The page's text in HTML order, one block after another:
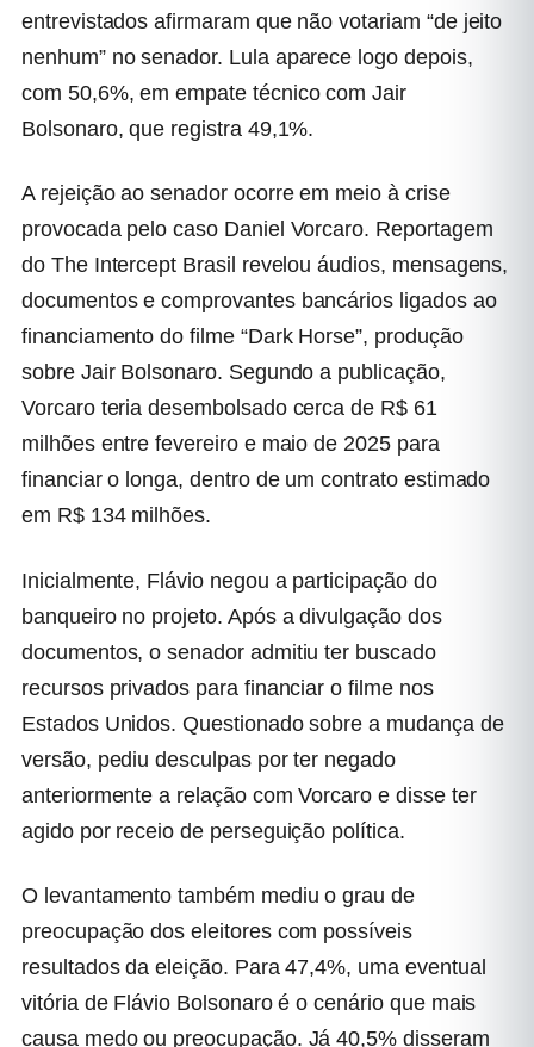
entrevistados afirmaram que não votariam “de jeito
nenhum” no senador. Lula aparece logo depois,
com 50,6%, em empate técnico com Jair
Bolsonaro, que registra 49,1%.
A rejeição ao senador ocorre em meio à crise
provocada pelo caso Daniel Vorcaro. Reportagem
do The Intercept Brasil revelou áudios, mensagens,
documentos e comprovantes bancários ligados ao
financiamento do filme “Dark Horse”, produção
sobre Jair Bolsonaro. Segundo a publicação,
Vorcaro teria desembolsado cerca de R$ 61
milhões entre fevereiro e maio de 2025 para
financiar o longa, dentro de um contrato estimado
em R$ 134 milhões.
Inicialmente, Flávio negou a participação do
banqueiro no projeto. Após a divulgação dos
documentos, o senador admitiu ter buscado
recursos privados para financiar o filme nos
Estados Unidos. Questionado sobre a mudança de
versão, pediu desculpas por ter negado
anteriormente a relação com Vorcaro e disse ter
agido por receio de perseguição política.
O levantamento também mediu o grau de
preocupação dos eleitores com possíveis
resultados da eleição. Para 47,4%, uma eventual
vitória de Flávio Bolsonaro é o cenário que mais
causa medo ou preocupação. Já 40,5% disseram